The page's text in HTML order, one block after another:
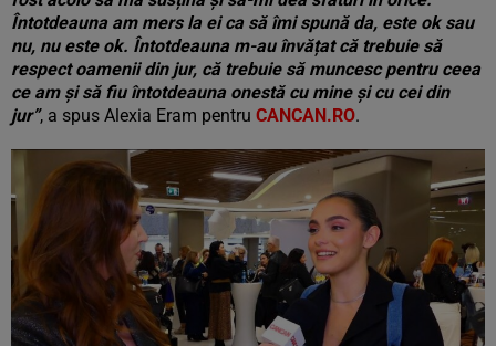
Întotdeauna am mers la ei ca să îmi spună da, este ok sau
nu, nu este ok. Întotdeauna m-au învățat că trebuie să
respect oamenii din jur, că trebuie să muncesc pentru ceea
ce am și să fiu întotdeauna onestă cu mine și cu cei din
jur”, a spus Alexia Eram pentru CANCAN.RO.